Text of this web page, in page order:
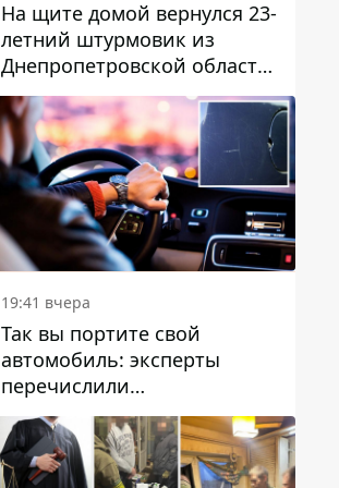
На щите домой вернулся 23-
летний штурмовик из
Днепропетровской области
Богдан Бескровный
19:41 вчера
Так вы портите свой
автомобиль: эксперты
перечислили
распространенные
привычки водителей,
которые на самом деле